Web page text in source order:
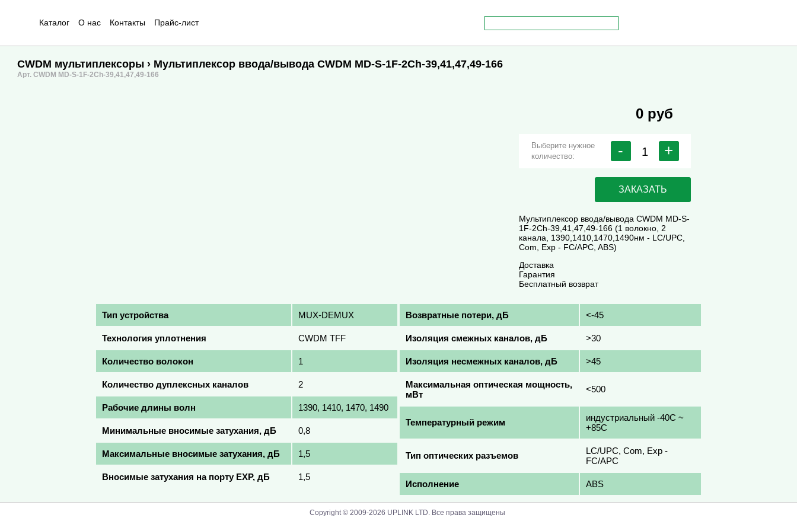
Каталог О нас Контакты Прайс-лист
CWDM мультиплексоры › Мультиплексор ввода/вывода CWDM MD-S-1F-2Ch-39,41,47,49-166
Арт. CWDM MD-S-1F-2Ch-39,41,47,49-166
0 руб
Выберите нужное
количество:
- +
ЗАКАЗАТЬ
Мультиплексор ввода/вывода CWDM MD-S-
1F-2Ch-39,41,47,49-166 (1 волокно, 2
канала, 1390,1410,1470,1490нм - LC/UPC,
Com, Exp - FC/APC, ABS)
Доставка
Гарантия
Бесплатный возврат
Тип устройства MUX-DEMUX
Технология уплотнения CWDM TFF
Количество волокон 1
Количество дуплексных каналов 2
Рабочие длины волн 1390, 1410, 1470, 1490
Минимальные вносимые затухания, дБ 0,8
Максимальные вносимые затухания, дБ 1,5
Вносимые затухания на порту EXP, дБ 1,5
Возвратные потери, дБ <-45
Изоляция смежных каналов, дБ >30
Изоляция несмежных каналов, дБ >45
Максимальная оптическая мощность,
мВт
<500
Температурный режим
индустриальный -40C ~
+85C
Тип оптических разъемов
LC/UPC, Com, Exp -
FC/APC
Исполнение ABS
Copyright © 2009-2026 UPLINK LTD. Все права защищены